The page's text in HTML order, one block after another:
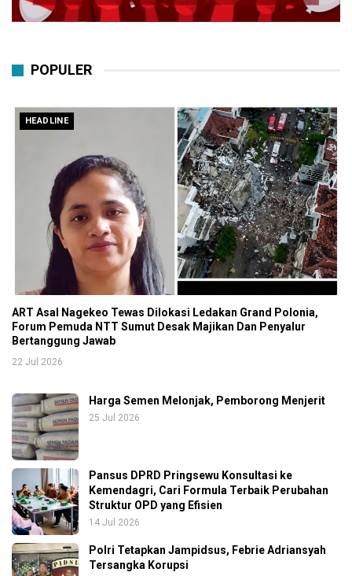
POPULER
HEADLINE
ART Asal Nagekeo Tewas Dilokasi Ledakan Grand Polonia,
Forum Pemuda NTT Sumut Desak Majikan Dan Penyalur
Bertanggung Jawab
22 Jul 2026
Harga Semen Melonjak, Pemborong Menjerit
25 Jul 2026
Pansus DPRD Pringsewu Konsultasi ke
Kemendagri, Cari Formula Terbaik Perubahan
Struktur OPD yang Efisien
14 Jul 2026
Polri Tetapkan Jampidsus, Febrie Adriansyah
Tersangka Korupsi